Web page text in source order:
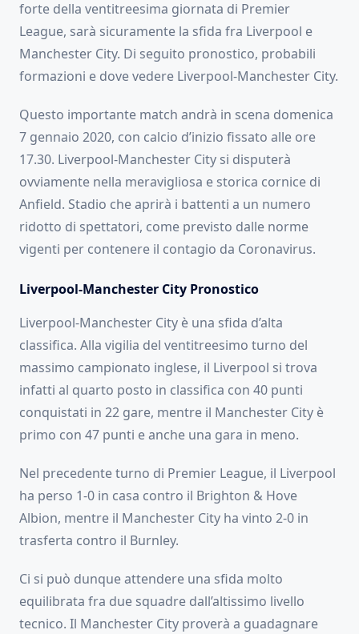
forte della ventitreesima giornata di Premier
League, sarà sicuramente la sfida fra Liverpool e
Manchester City. Di seguito pronostico, probabili
formazioni e dove vedere Liverpool-Manchester City.
Questo importante match andrà in scena domenica
7 gennaio 2020, con calcio d’inizio fissato alle ore
17.30. Liverpool-Manchester City si disputerà
ovviamente nella meravigliosa e storica cornice di
Anfield. Stadio che aprirà i battenti a un numero
ridotto di spettatori, come previsto dalle norme
vigenti per contenere il contagio da Coronavirus.
Liverpool-Manchester City Pronostico
Liverpool-Manchester City è una sfida d’alta
classifica. Alla vigilia del ventitreesimo turno del
massimo campionato inglese, il Liverpool si trova
infatti al quarto posto in classifica con 40 punti
conquistati in 22 gare, mentre il Manchester City è
primo con 47 punti e anche una gara in meno.
Nel precedente turno di Premier League, il Liverpool
ha perso 1-0 in casa contro il Brighton & Hove
Albion, mentre il Manchester City ha vinto 2-0 in
trasferta contro il Burnley.
Ci si può dunque attendere una sfida molto
equilibrata fra due squadre dall’altissimo livello
tecnico. Il Manchester City proverà a guadagnare